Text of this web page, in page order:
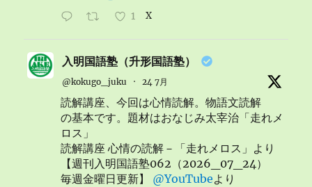
1 X
入明国語塾（升形国語塾）
@kokugo_juku · 24 7月
読解講座、今回は心情読解。物語文読解
の基本です。題材はおなじみ太宰治「走れメ
ロス」
読解講座 心情の読解－「走れメロス」より
【週刊入明国語塾062（2026_07_24）
毎週金曜日更新】 @YouTubeより